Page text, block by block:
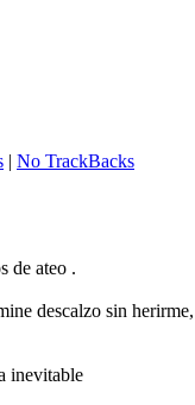
| No TrackBacks
de ateo .
descalzo sin herirme,
inevitable